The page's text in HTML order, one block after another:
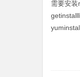
需要安